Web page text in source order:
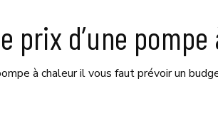
prix d’une
à chaleur il vous faut prévoir un